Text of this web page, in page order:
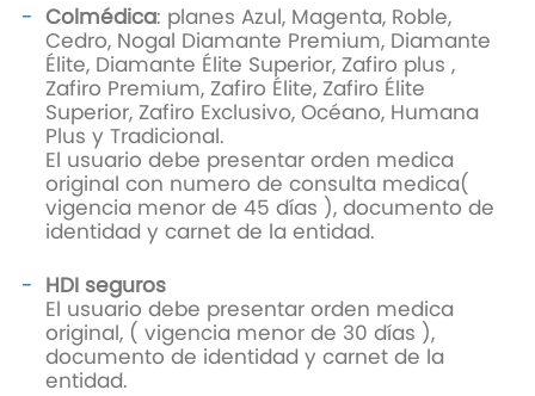
Colmédica: planes Azul, Magenta, Roble,
Cedro, Nogal Diamante Premium, Diamante
Élite, Diamante Élite Superior, Zafiro plus ,
Zafiro Premium, Zafiro Élite, Zafiro Élite
Superior, Zafiro Exclusivo, Océano, Humana
Plus y Tradicional.
El usuario debe presentar orden medica
original con numero de consulta medica(
vigencia menor de 45 días ), documento de
identidad y carnet de la entidad.
HDI seguros
El usuario debe presentar orden medica
original, ( vigencia menor de 30 días ),
documento de identidad y carnet de la
entidad.